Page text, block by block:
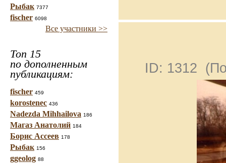
Рыбак 7377
fischer 6098
Все участники >>
Топ 15
по дополненным
публикациям:
fischer 459
korostenec 436
Nadezda Mihhailova 186
Магаз Анатолий 184
Борис Ассеев 178
Рыбак 156
ggeolog 88
ID: 1312